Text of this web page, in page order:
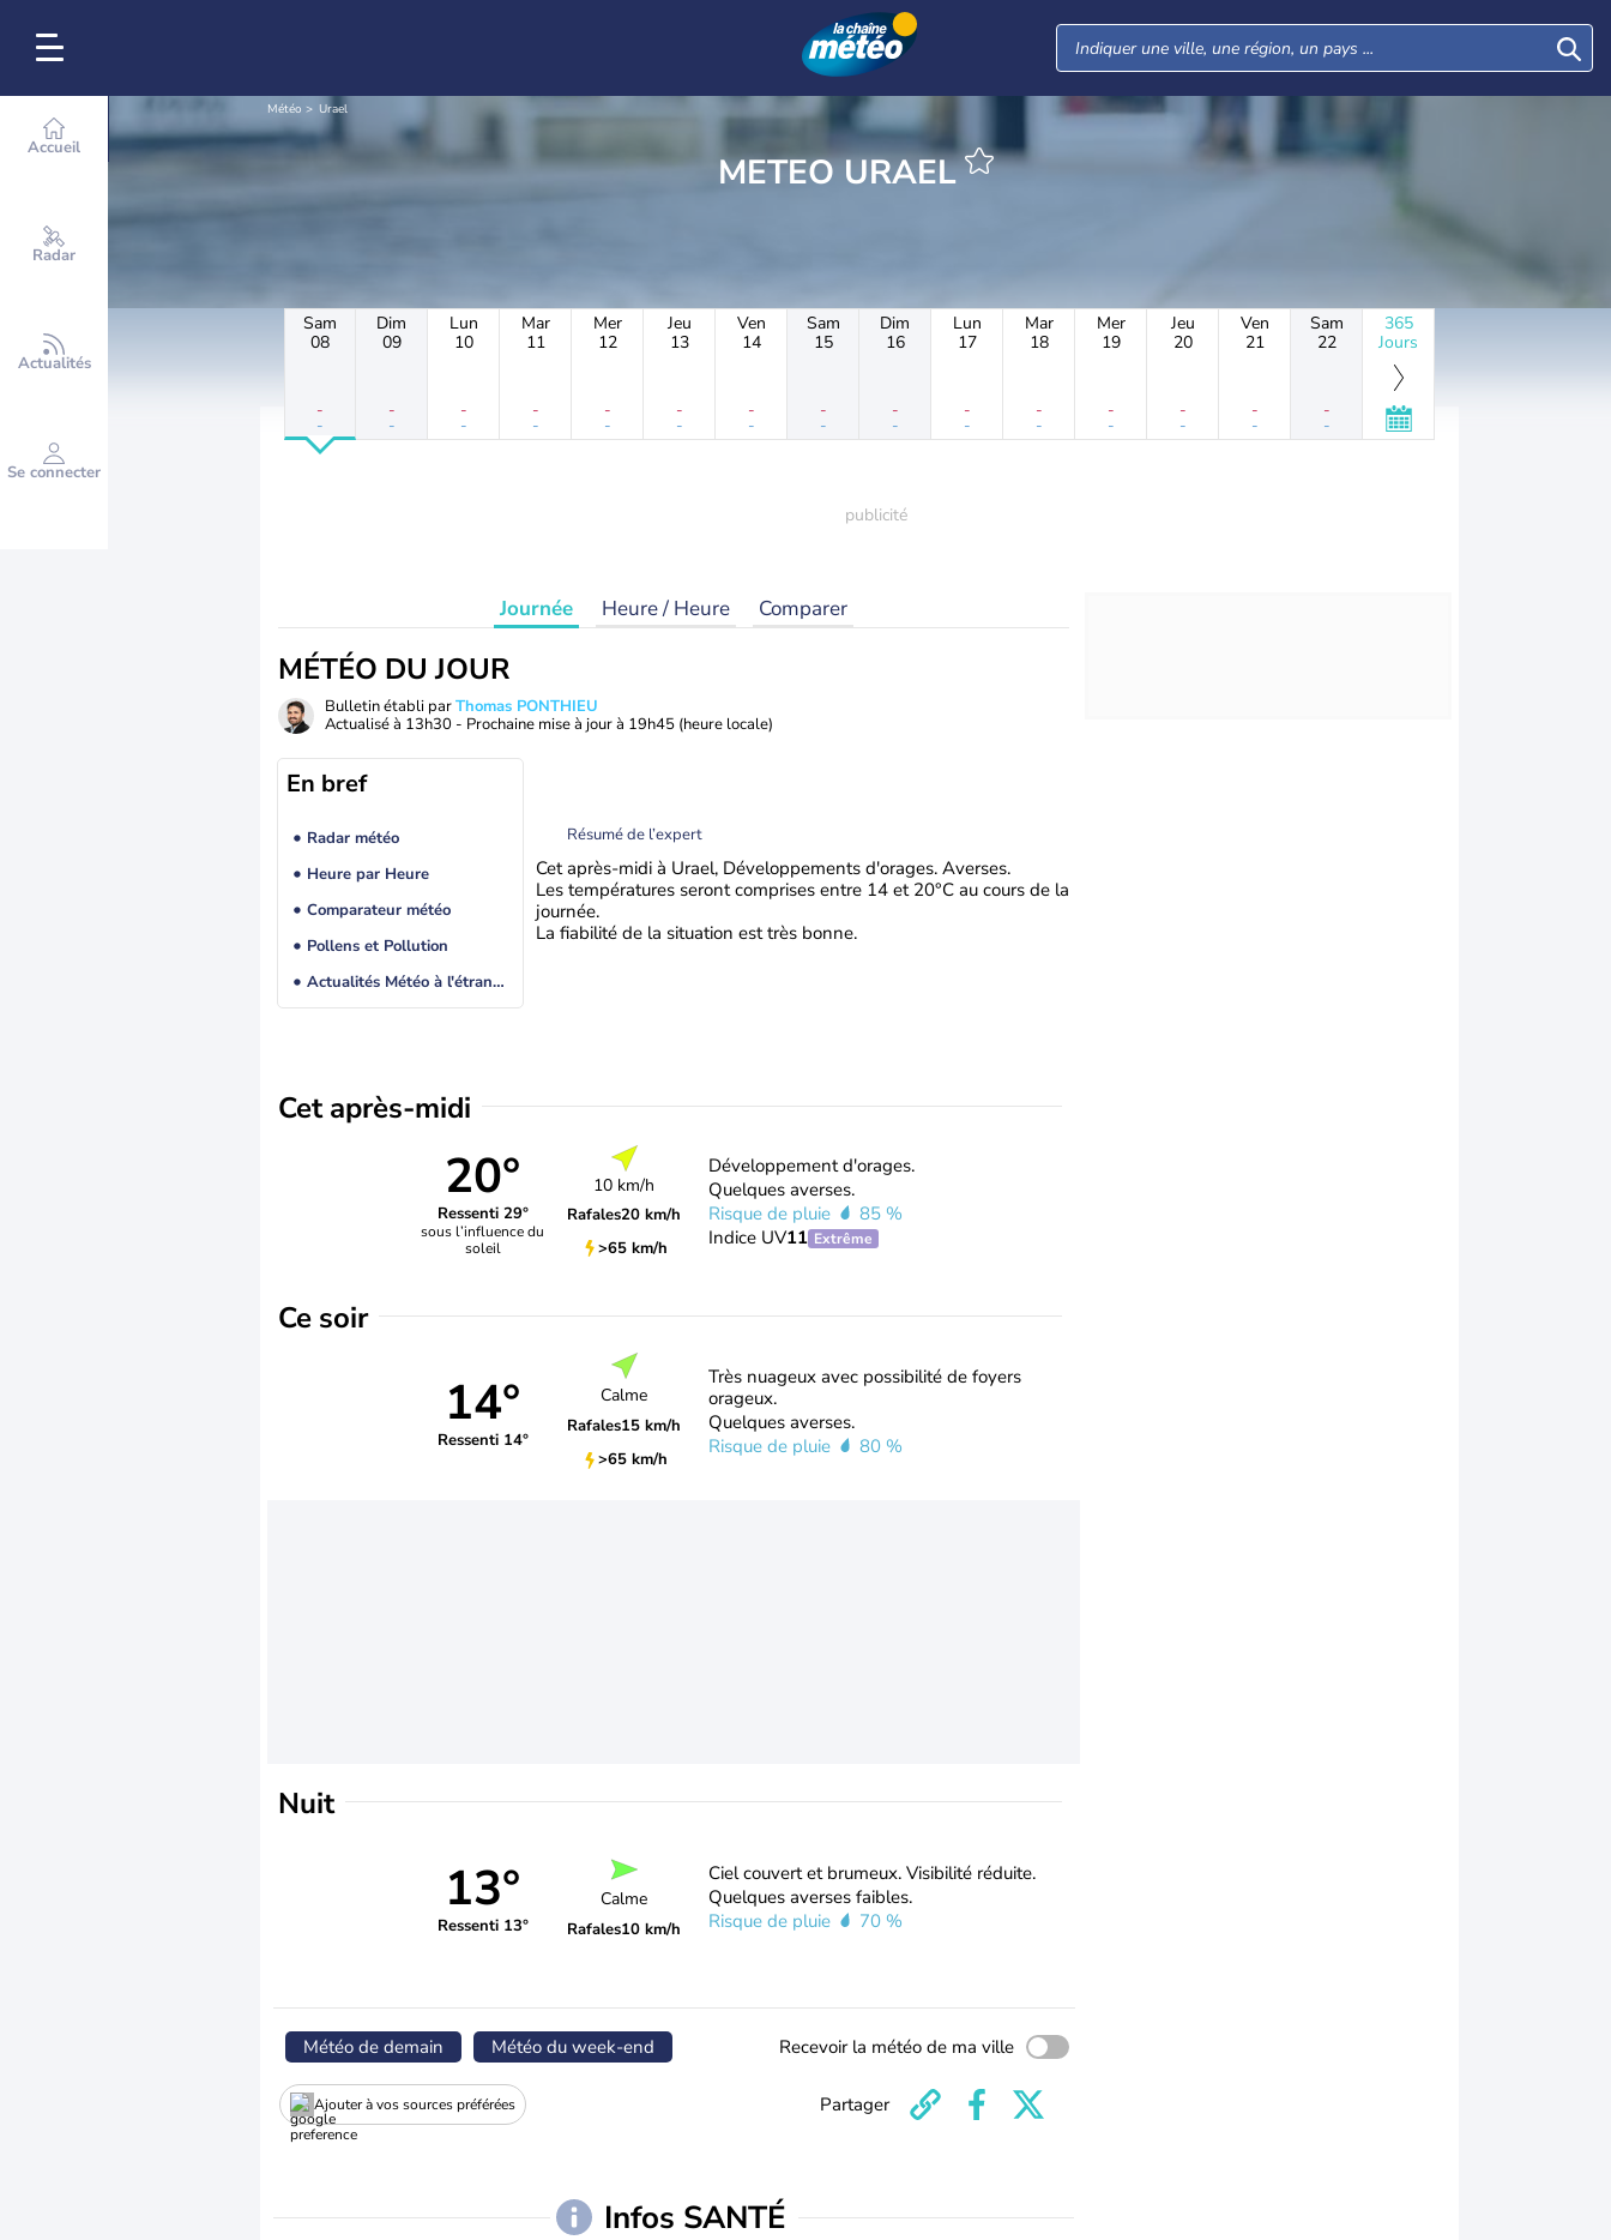
Accueil
Radar
Actualités
Se connecter
Météo Urael
METEO URAEL
Sam
08
-
-
Dim
09
-
-
Lun
10
-
-
Mar
11
-
-
Mer
12
-
-
Jeu
13
-
-
Ven
14
-
-
Sam
15
-
-
Dim
16
-
-
Lun
17
-
-
Mar
18
-
-
Mer
19
-
-
Jeu
20
-
-
Ven
21
-
-
Sam
22
-
-
365
Jours
Journée Heure / Heure Comparer
MÉTÉO DU JOUR
Bulletin établi parThomas PONTHIEU
Actualisé à 13h30 - Prochaine mise à jour à 19h45 (heure locale)
En bref
Radar météo
Heure par Heure
Comparateur météo
Pollens et Pollution
Actualités Météo à l'étranger
Résumé de l’expert
Cet après-midi à Urael, Développements d'orages. Averses.
Les températures seront comprises entre 14 et 20°C au cours de la
journée.
La fiabilité de la situation est très bonne.
Cet après-midi
20°
Ressenti 29°
sous l’influence du
soleil
10 km/h
Rafales20 km/h
>65 km/h
Développement d'orages.
Quelques averses.
Risque de pluie
85 %
Indice UV11 Extrême
Ce soir
14°
Ressenti 14°
Calme
Rafales15 km/h
>65 km/h
Très nuageux avec possibilité de foyers
orageux.
Quelques averses.
Risque de pluie
80 %
Nuit
13°
Ressenti 13°
Calme
Rafales10 km/h
Ciel couvert et brumeux. Visibilité réduite.
Quelques averses faibles.
Risque de pluie
70 %
Météo de demain Météo du week-end Recevoir la météo de ma ville
Ajouter à vos sources préférées Partager
Infos SANTÉ